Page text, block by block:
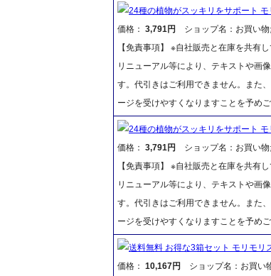
24種の植物がスッキリをサポート
価格： 3,791円
ショップ名：お買い物
【免責事項】 ※自社販売と在庫を共有
リニューアル等により、テキストや画
す。代引きはご利用できません。また
ージを受けやすくなりますことを予めご
24種の植物がスッキリをサポート
価格： 3,791円
ショップ名：お買い物
【免責事項】 ※自社販売と在庫を共有
リニューアル等により、テキストや画
す。代引きはご利用できません。また
ージを受けやすくなりますことを予めご
送料無料 お得な3箱セット モリモリ
価格： 10,167円
ショップ名：お買い